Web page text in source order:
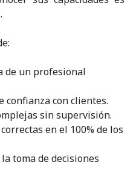
de un profesional
confianza con clientes.
sin supervisión.
en el 100% de los
toma de decisiones